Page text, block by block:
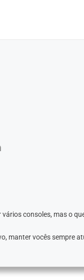
consoles, mas o
manter vocês sempre